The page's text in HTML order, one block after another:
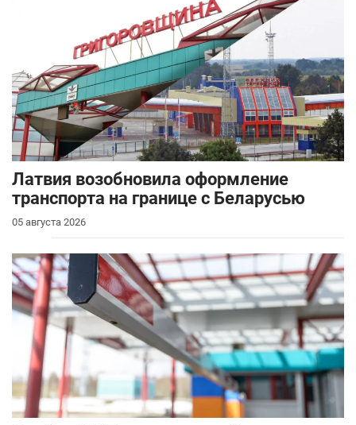
Латвия возобновила оформление
транспорта на границе с Беларусью
05 августа 2026